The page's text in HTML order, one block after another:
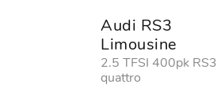
Audi RS3
Limousine
2.5 TFSI 400pk RS3
quattro